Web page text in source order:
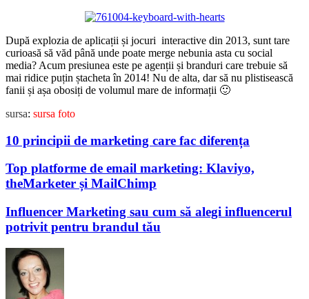
După explozia de aplicații și jocuri interactive din 2013, sunt tare
curioasă să văd până unde poate merge nebunia asta cu social
media? Acum presiunea este pe agenții și branduri care trebuie să
mai ridice puțin ștacheta în 2014! Nu de alta, dar să nu plistisească
fanii și așa obosiți de volumul mare de informații 🙂
sursa: sursa foto
10 principii de marketing care fac diferența
Top platforme de email marketing: Klaviyo,
theMarketer și MailChimp
Influencer Marketing sau cum să alegi influencerul
potrivit pentru brandul tău